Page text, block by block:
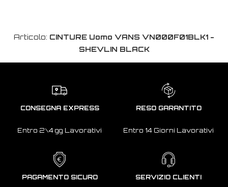
Articolo: CINTURE Uomo VANS VN000F01BLK1 -
SHEVLIN BLACK
CONSEGNA EXPRESS
Entro 2\4 gg Lavorativi
RESO GARANTITO
Entro 14 Giorni Lavorativi
PAGAMENTO SICURO SERVIZIO CLIENTI